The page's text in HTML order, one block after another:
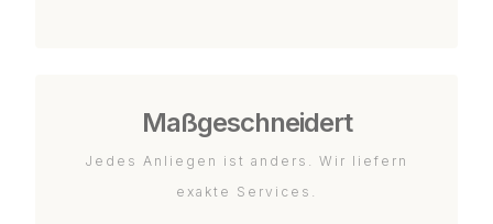
Maßgeschneidert
Jedes Anliegen ist anders. Wir liefern
exakte Services.